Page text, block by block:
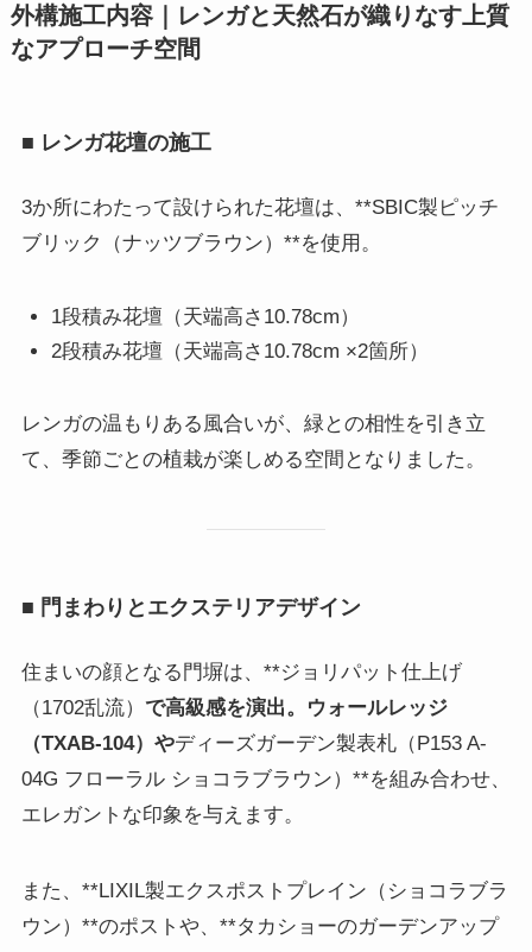
外構施工内容｜レンガと天然石が織りなす上質
なアプローチ空間
■ レンガ花壇の施工
3か所にわたって設けられた花壇は、**SBIC製ピッチ
ブリック（ナッツブラウン）**を使用。
1段積み花壇（天端高さ10.78cm）
2段積み花壇（天端高さ10.78cm ×2箇所）
レンガの温もりある風合いが、緑との相性を引き立
て、季節ごとの植栽が楽しめる空間となりました。
■ 門まわりとエクステリアデザイン
住まいの顔となる門塀は、**ジョリパット仕上げ
（1702乱流） で高級感を演出。ウォールレッジ
（TXAB-104）やディーズガーデン製表札（P153 A-
04G フローラル ショコラブラウン）**を組み合わせ、
エレガントな印象を与えます。
また、**LIXIL製エクスポストプレイン（ショコラブラ
ウン）**のポストや、**タカショーのガーデンアップ